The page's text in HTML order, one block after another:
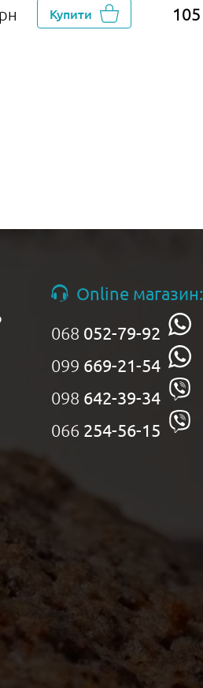
Купити 105
Online магазин:
068 052-79-92
099 669-21-54
098 642-39-34
066 254-56-15